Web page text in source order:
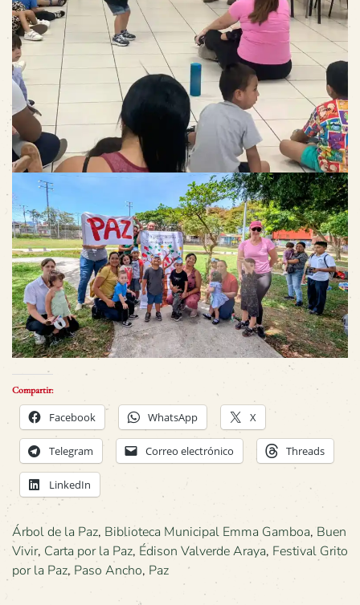
Compartir:
Facebook WhatsApp X
Telegram Correo electrónico Threads
LinkedIn
Árbol de la Paz, Biblioteca Municipal Emma Gamboa, Buen
Vivir, Carta por la Paz, Édison Valverde Araya, Festival Grito
por la Paz, Paso Ancho, Paz